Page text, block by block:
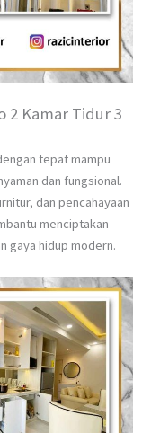
2 Kamar Tidur 3
tepat mampu
dan fungsional.
dan pencahayaan
menciptakan
gaya hidup modern.